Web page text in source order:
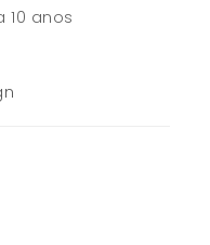
10 anos